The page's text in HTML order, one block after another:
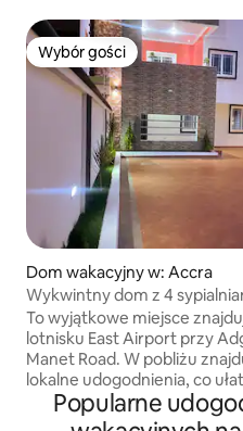
Wybór gości
Wybór gości
Dom wakacyjny w: Accra
Wykwintny dom z 4
domu +basen
To wyjątkowe miejsce
lotnisku East Airport przy
Manet Road. W pobliżu
lokalne udogodnienia, co
planowanie pobytu.
godzinną, przyjazną
Popularne